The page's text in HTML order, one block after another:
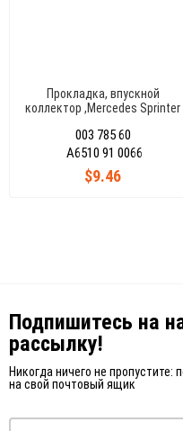
Прокладка, впускной
коллектор ,Mercedes Sprinter
003 785 60
$9.46
A6510 91 0066
Подпишитесь на
рассылку!
Никогда ничего не пропустите:
на свой почтовый ящик